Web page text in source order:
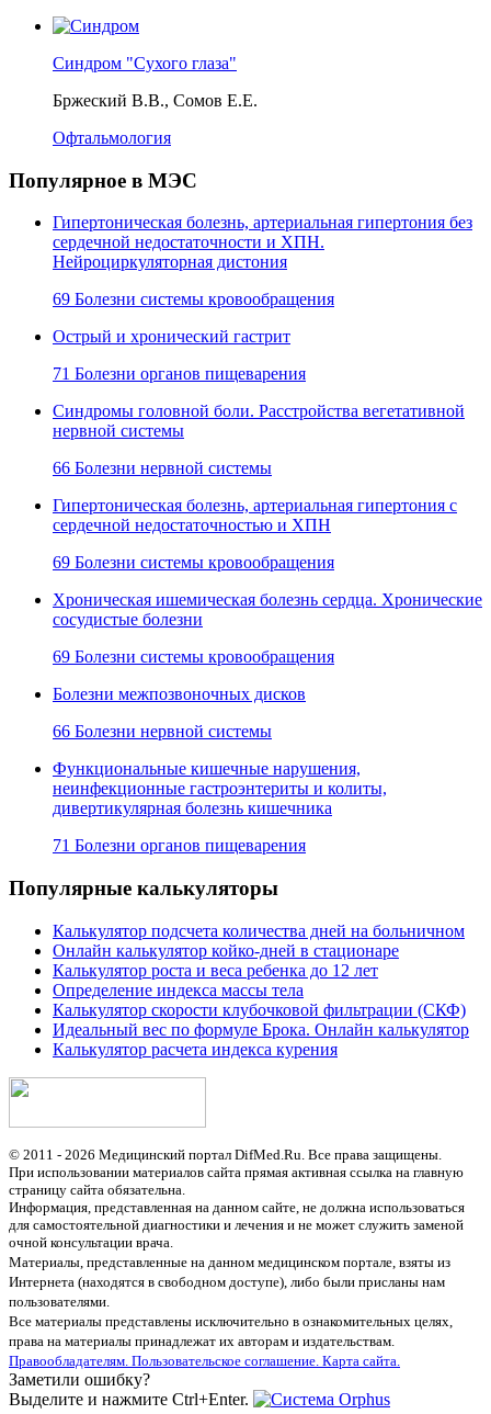
Синдром "Сухого глаза"
Бржеский В.В., Сомов Е.Е.
Офтальмология
Популярное в МЭС
Гипертоническая болезнь, артериальная гипертония без
сердечной недостаточности и ХПН.
Нейроциркуляторная дистония
69 Болезни системы кровообращения
Острый и хронический гастрит
71 Болезни органов пищеварения
Синдромы головной боли. Расстройства вегетативной
нервной системы
66 Болезни нервной системы
Гипертоническая болезнь, артериальная гипертония с
сердечной недостаточностью и ХПН
69 Болезни системы кровообращения
Хроническая ишемическая болезнь сердца. Хронические
сосудистые болезни
69 Болезни системы кровообращения
Болезни межпозвоночных дисков
66 Болезни нервной системы
Функциональные кишечные нарушения,
неинфекционные гастроэнтериты и колиты,
дивертикулярная болезнь кишечника
71 Болезни органов пищеварения
Популярные калькуляторы
Калькулятор подсчета количества дней на больничном
Онлайн калькулятор койко-дней в стационаре
Калькулятор роста и веса ребенка до 12 лет
Определение индекса массы тела
Калькулятор скорости клубочковой фильтрации (СКФ)
Идеальный вес по формуле Брока. Онлайн калькулятор
Калькулятор расчета индекса курения
© 2011 - 2026 Медицинский портал DifMed.Ru. Все права защищены.
При использовании материалов сайта прямая активная ссылка на главную
страницу сайта обязательна.
Информация, представленная на данном сайте, не должна использоваться
для самостоятельной диагностики и лечения и не может служить заменой
очной консультации врача.
Материалы, представленные на данном медицинском портале, взяты из
Интернета (находятся в свободном доступе), либо были присланы нам
пользователями.
Все материалы представлены исключительно в ознакомительных целях,
права на материалы принадлежат их авторам и издательствам.
Правообладателям. Пользовательское соглашение. Карта сайта.
Заметили ошибку?
Выделите и нажмите Ctrl+Enter.